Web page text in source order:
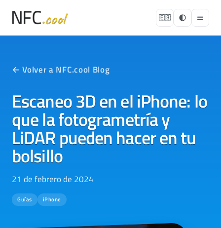
🇪🇸
← Volver a NFC.cool Blog
Escaneo 3D en el iPhone: lo
que la fotogrametría y
LiDAR pueden hacer en tu
bolsillo
21 de febrero de 2024
Guías iPhone